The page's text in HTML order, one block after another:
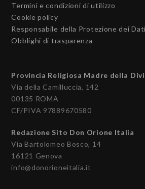
Termini e condizioni di utilizzo
Cookie policy
Responsabile della Protezione dei Dati
Obblighi di trasparenza
Provincia Religiosa Madre della
Via della Camilluccia, 142
00135 ROMA
CF/PIVA 97889670580
Redazione Sito Don Orione Italia
Via Bartolomeo Bosco, 14
16121 Genova
info@donorioneitalia.it